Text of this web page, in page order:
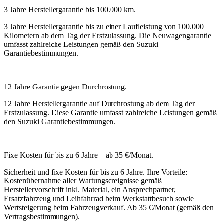
3 Jahre Herstellergarantie bis 100.000 km.
3 Jahre Herstellergarantie bis zu einer Laufleistung von 100.000
Kilometern ab dem Tag der Erstzulassung. Die Neuwagengarantie
umfasst zahlreiche Leistungen gemäß den Suzuki
Garantiebestimmungen.
12 Jahre Garantie gegen Durchrostung.
12 Jahre Herstellergarantie auf Durchrostung ab dem Tag der
Erstzulassung. Diese Garantie umfasst zahlreiche Leistungen gemäß
den Suzuki Garantiebestimmungen.
Fixe Kosten für bis zu 6 Jahre – ab 35 €/Monat.
Sicherheit und fixe Kosten für bis zu 6 Jahre. Ihre Vorteile:
Kostenübernahme aller Wartungsereignisse gemäß
Herstellervorschrift inkl. Material, ein Ansprechpartner,
Ersatzfahrzeug und Leihfahrrad beim Werkstattbesuch sowie
Wertsteigerung beim Fahrzeugverkauf. Ab 35 €/Monat (gemäß den
Vertragsbestimmungen).